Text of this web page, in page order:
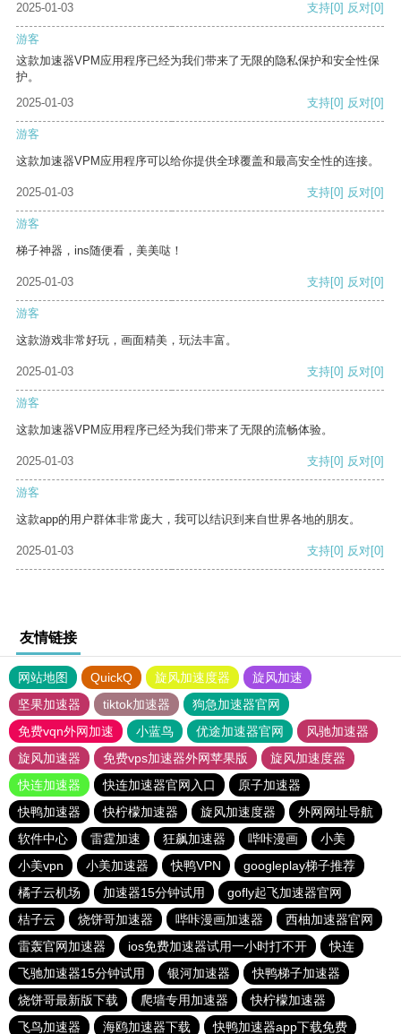
2025-01-03
支持[0] 反对[0]
游客
这款加速器VPM应用程序已经为我们带来了无限的隐私保护和安全性保
护。
2025-01-03
支持[0] 反对[0]
游客
这款加速器VPM应用程序可以给你提供全球覆盖和最高安全性的连接。
2025-01-03 支持[0] 反对[0]
游客
梯子神器，ins随便看，美美哒！
2025-01-03 支持[0] 反对[0]
游客
这款游戏非常好玩，画面精美，玩法丰富。
2025-01-03 支持[0] 反对[0]
游客
这款加速器VPM应用程序已经为我们带来了无限的流畅体验。
2025-01-03 支持[0] 反对[0]
游客
这款app的用户群体非常庞大，我可以结识到来自世界各地的朋友。
2025-01-03 支持[0] 反对[0]
友情链接
网站地图 QuickQ 旋风加速度器
旋风加速
坚果加速器
tiktok加速器
狗急加速器官网
免费vqn外网加速
小蓝鸟 优途加速器官网
风驰加速器
旋风加速器
免费vps加速器外网苹果版
旋风加速度器
快连加速器
快连加速器官网入口
原子加速器
快鸭加速器
快柠檬加速器 旋风加速度器
外网网址导航
软件中心
雷霆加速 狂飙加速器 哔咔漫画
小美
小美vpn
小美加速器 快鸭VPN
googleplay梯子推荐
橘子云机场
加速器15分钟试用
gofly起飞加速器官网
桔子云
烧饼哥加速器 哔咔漫画加速器
西柚加速器官网
雷轰官网加速器
ios免费加速器试用一小时打不开
快连
飞驰加速器15分钟试用
银河加速器
快鸭梯子加速器
烧饼哥最新版下载
爬墙专用加速器
快柠檬加速器
飞鸟加速器
海鸥加速器下载 快鸭加速器app下载免费